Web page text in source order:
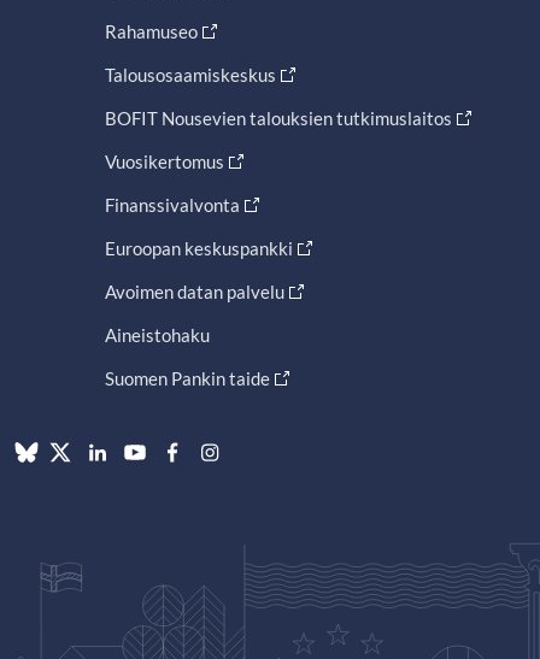
Rahamuseo
Talousosaamiskeskus
BOFIT Nousevien talouksien tutkimuslaitos
Vuosikertomus
Finanssivalvonta
Euroopan keskuspankki
Avoimen datan palvelu
Aineistohaku
Suomen Pankin taide